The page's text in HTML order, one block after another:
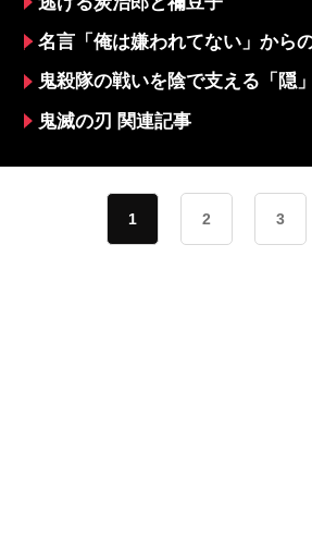
名言「俺は嫌われてない」から
鬼殺隊の戦いを陰で支える「隠
鬼滅の刃 関連記事
1 2 3